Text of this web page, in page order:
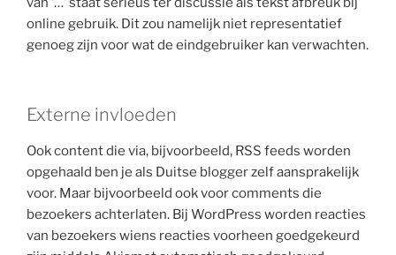
online gebruik. Dit zou namelijk niet representatief
genoeg zijn voor wat de eindgebruiker kan verwachten.
Externe invloeden
Ook content die via, bijvoorbeeld, RSS feeds worden
opgehaald ben je als Duitse blogger zelf aansprakelijk
voor. Maar bijvoorbeeld ook voor comments die
bezoekers achterlaten. Bij WordPress worden reacties
van bezoekers wiens reacties voorheen goedgekeurd